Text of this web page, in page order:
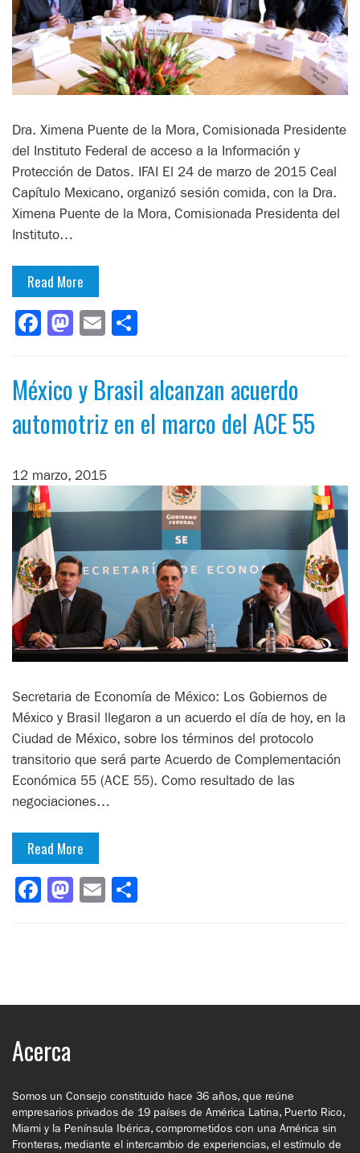
Dra. Ximena Puente de la Mora, Comisionada Presidente
del Instituto Federal de acceso a la Información y
Protección de Datos. IFAI El 24 de marzo de 2015 Ceal
Capítulo Mexicano, organizó sesión comida, con la Dra.
Ximena Puente de la Mora, Comisionada Presidenta del
Instituto…
Read More
Facebook
Mastodon
Email
México y Brasil alcanzan acuerdo
automotriz en el marco del ACE 55
12 marzo, 2015
Secretaria de Economía de México: Los Gobiernos de
México y Brasil llegaron a un acuerdo el día de hoy, en la
Ciudad de México, sobre los términos del protocolo
transitorio que será parte Acuerdo de Complementación
Económica 55 (ACE 55). Como resultado de las
negociaciones…
Read More
Facebook
Mastodon
Email
Acerca
Somos un Consejo constituido hace 36 años, que reúne
empresarios privados de 19 países de América Latina, Puerto Rico,
Miami y la Península Ibérica, comprometidos con una América sin
Fronteras, mediante el intercambio de experiencias, el estímulo de